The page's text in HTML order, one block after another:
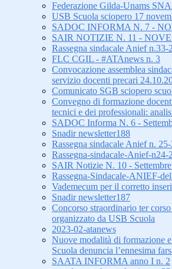
Federazione Gilda-Unams
USB Scuola sciopero 17
SADOC INFORMA N. 7 -
SAIR NOTIZIE N. 11 -
Rassegna sindacale Anief n.33-
FLC CGIL - #ATAnews n. 3
Convocazione assemblea
servizio docenti precari
Comunicato SGB sciopero
Convegno di formazione
tecnici e dei professionali:
SADOC Informa N. 6 -
Snadir newsletter188
Rassegna sindacale Anief n.
Rassegna-sindacale-Anief-n24-
SAIR Notizie N. 10 -
Rassegna-Sindacale-ANIEF-
Vademecum per il corretto
Snadir newsletter187
Concorso straordinario ter
organizzato da USB Scuola
2023-02-atanews
Nuove modalità di formazione
Scuola denuncia l’ennesima
SAATA INFORMA anno I n. 2